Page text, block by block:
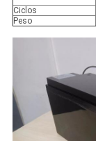
Ciclos
Peso